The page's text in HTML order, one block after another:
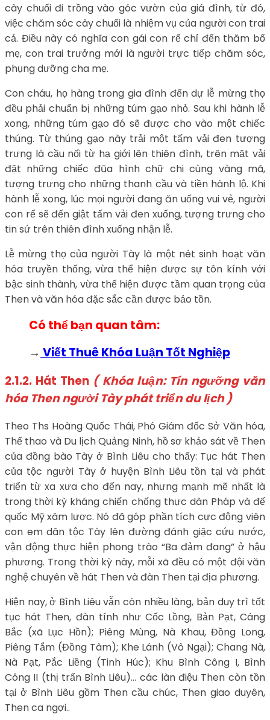
cây chuối đi trồng vào góc vườn của giá đình, từ đó,
việc chăm sóc cây chuối là nhiệm vụ của người con trai
cả. Điều này có nghĩa con gái con rể chỉ đến thăm bố
mẹ, con trai trưởng mới là người trực tiếp chăm sóc,
phụng dưỡng cha mẹ.
Con cháu, họ hàng trong gia đình đến dự lễ mừng thọ
đều phải chuẩn bị những túm gạo nhỏ. Sau khi hành lễ
xong, những túm gạo đó sẽ được cho vào một chiếc
thúng. Từ thúng gạo này trải một tấm vải đen tượng
trưng là cầu nối từ hạ giới lên thiên đình, trên mặt vải
đặt những chiếc đũa hình chữ chi cùng vàng mã,
tượng trưng cho những thanh cầu và tiền hành lộ. Khi
hành lễ xong, lúc mọi người đang ăn uống vui vẻ, người
con rể sẽ đến giật tấm vải đen xuống, tượng trưng cho
tin sứ trên thiên đình xuống nhận lễ.
Lễ mừng thọ của người Tày là một nét sinh hoạt văn
hóa truyền thống, vừa thể hiện được sự tôn kính với
bậc sinh thành, vừa thể hiện được tầm quan trọng của
Then và văn hóa đặc sắc cần được bảo tồn.
Có thể bạn quan tâm:
→ Viết Thuê Khóa Luận Tốt Nghiệp
2.1.2. Hát Then ( Khóa luận: Tín ngưỡng văn
hóa Then người Tày phát triển du lịch )
Theo Ths Hoàng Quốc Thái, Phó Giám đốc Sở Văn hóa,
Thể thao và Du lịch Quảng Ninh, hồ sơ khảo sát về Then
của đồng bào Tày ở Bình Liêu cho thấy: Tục hát Then
của tộc người Tày ở huyện Bình Liêu tồn tại và phát
triển từ xa xưa cho đến nay, nhưng mạnh mẽ nhất là
trong thời kỳ kháng chiến chống thực dân Pháp và đế
quốc Mỹ xâm lược. Nó đã góp phần tích cực động viên
con em dân tộc Tày lên đường đánh giặc cứu nước,
vận động thực hiện phong trào “Ba đảm đang” ở hậu
phương. Trong thời kỳ này, mỗi xã đều có một đội văn
nghệ chuyên về hát Then và đàn Then tại địa phương.
Hiện nay, ở Bình Liêu vẫn còn nhiều làng, bản duy trì tốt
tục hát Then, đàn tính như Cốc Lồng, Bản Pạt, Cáng
Bắc (xã Lục Hồn); Piêng Mùng, Nà Khau, Đồng Long,
Piêng Tắm (Đồng Tâm); Khe Lánh (Vô Ngại); Chang Nà,
Nà Pạt, Pắc Liềng (Tinh Húc); Khu Bình Công I, Bình
Công II (thị trấn Bình Liêu)… các làn điệu Then còn tồn
tại ở Bình Liêu gồm Then cầu chúc, Then giao duyên,
Then ca ngợi..